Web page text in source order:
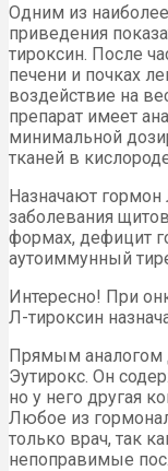
Одним из
приведения
тироксин. После
печени и почках
воздействие на
препарат имеет
минимальной
тканей в
Назначают
заболевания
формах, дефицит
аутоиммунный
Интересно! При
Л-тироксин
Прямым аналогом
Эутирокс. Он
но у него другая
Любое из
только врач, так
непоправимые